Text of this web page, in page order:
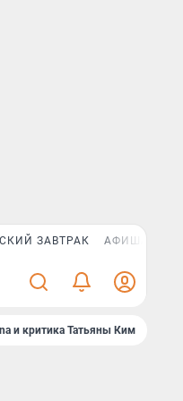
ЗАВТРАК АФИША PLUS
и критика Татьяны Ким